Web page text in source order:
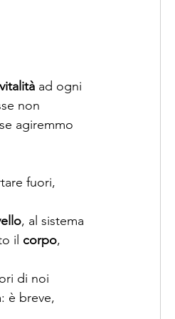
vitalità ad ogni
non
agiremmo
fuori,
, al sistema
il corpo,
di noi
è breve,